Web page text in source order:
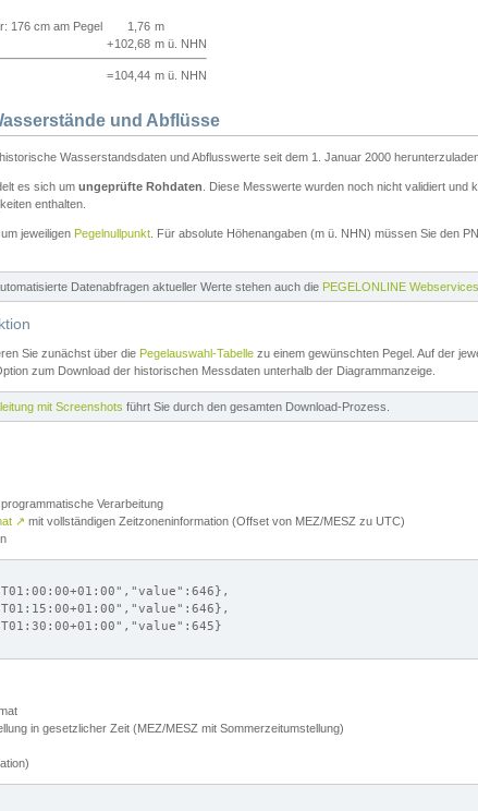
176 cm am Pegel
1,76 m
+102,68 m ü. NHN
=104,44 m ü. NHN
und Abflüsse
Wasserstandsdaten und Abflusswerte seit dem 1. Januar 2000
es sich um ungeprüfte Rohdaten . Diese Messwerte wurden noch nicht validiert und
enthalten.
jeweiligen Pegelnullpunkt . Für absolute Höhenangaben (m ü. NHN) müssen Sie den
Datenabfragen aktueller Werte stehen auch die PEGELONLINE Webservices
Sie zunächst über die Pegelauswahl-Tabelle zu einem gewünschten Pegel. Auf der
zum Download der historischen Messdaten unterhalb der Diagrammanzeige.
mit Screenshots führt Sie durch den gesamten Download-Prozess.
Verarbeitung
↗ mit vollständigen Zeitzoneninformation (Offset von MEZ/MESZ zu UTC)
in gesetzlicher Zeit (MEZ/MESZ mit Sommerzeitumstellung)